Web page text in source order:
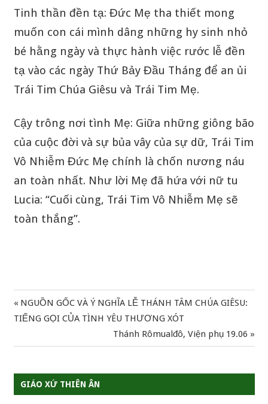
GIÁO XỨ THIÊN ÂN
Tinh thần đền tạ: Đức Mẹ tha thiết mong
muốn con cái mình dâng những hy sinh nhỏ
bé hằng ngày và thực hành việc rước lễ đền
tạ vào các ngày Thứ Bảy Đầu Tháng để an ủi
Trái Tim Chúa Giêsu và Trái Tim Mẹ.
Cậy trông nơi tình Mẹ: Giữa những giông bão
của cuộc đời và sự bủa vây của sự dữ, Trái Tim
Vô Nhiễm Đức Mẹ chính là chốn nương náu
an toàn nhất. Như lời Mẹ đã hứa với nữ tu
Lucia: “Cuối cùng, Trái Tim Vô Nhiễm Mẹ sẽ
toàn thắng”.
Điều
viết
Previous
Post:
NGUỒN GỐC VÀ Ý NGHĨA LỄ THÁNH TÂM CHÚA GIÊSU:
TIẾNG GỌI CỦA TÌNH YÊU THƯƠNG XÓT
Next
Post:
Thánh Rômualđô, Viện phụ 19.06